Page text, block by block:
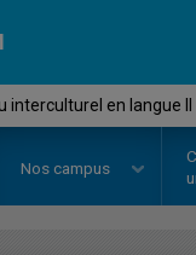
en langue II
Nos campus